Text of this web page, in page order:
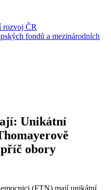
rozvoj ČR
fondů a mezinárodních
Unikátní
obory
(FTN) mají unikátní